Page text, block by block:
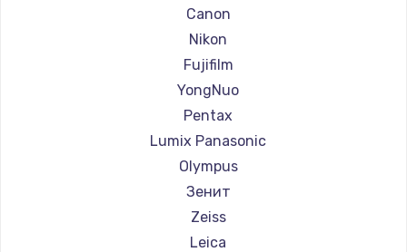
1300 руб.
Заказать
Замена сигнальной лампы
1200 руб.
Заказать
Замена системной платы
1500 руб.
Ремонт фотоаппаратов Blackmagic
Canon
Nikon
Fujifilm
YongNuo
Pentax
Lumix Panasonic
Olympus
Зенит
Zeiss
Leica